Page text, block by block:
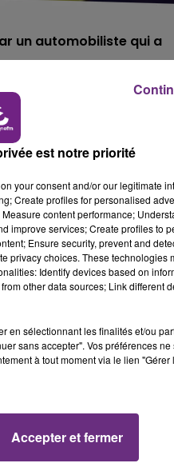
un automobiliste qui a
lorsqu’ils ont été
était même engagé.
un suspect peu après.
est notre priorité
your consent and/or our legitimate
Create profiles for personalised
content performance;
improve services; Create profiles to
Ensure security, prevent and
privacy choices. These technologies
Identify devices based on
other data sources; Link different
en sélectionnant les finalités et/ou
sans accepter". Vos préférences
à tout moment via le lien
Accepter et fermer